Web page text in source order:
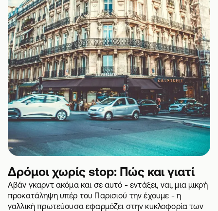
Δρόμοι χωρίς stop: Πώς και γιατί
Αβάν γκαρντ ακόμα και σε αυτό - εντάξει, ναι, μια μικρή
προκατάληψη υπέρ του Παρισιού την έχουμε - η
γαλλική πρωτεύουσα εφαρμόζει στην κυκλοφορία των